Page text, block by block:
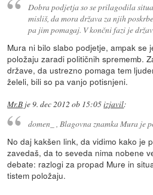
Dobra podjetja so se prilagodila
misliš, da mora država za njih
pa jim pomagaj. V končni fazi je
Mura ni bilo slabo podjetje, ampak se
položaju zaradi političnih sprememb.
države, da ustrezno pomaga tem
želeli, bili so pa vanjo potisnjeni.
Mr.B je 9. dec 2012 ob 15:05izjavil:
domen_ , Blagovna znamka Mura je
No daj kakšen link, da vidimo kako je
zavedaš, da to seveda nima nobene
debate: razlogi za propad Mure in
tistem položaju.